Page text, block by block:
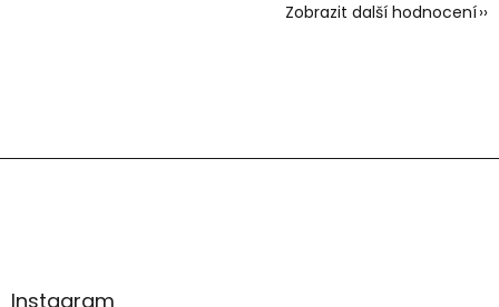
Zobrazit další hodnocení
p
Instagram